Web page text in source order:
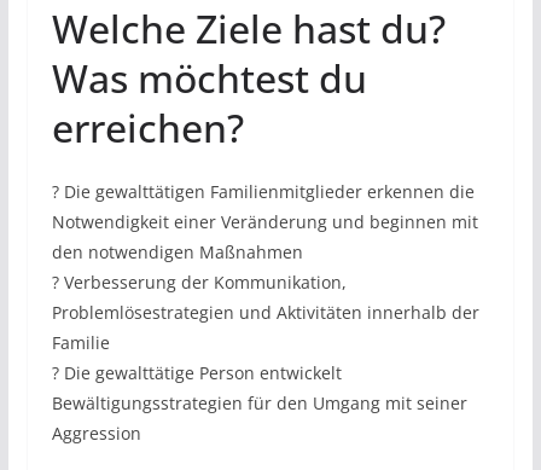
Welche Ziele hast du?
Was möchtest du
erreichen?
? Die gewalttätigen Familienmitglieder erkennen die
Notwendigkeit einer Veränderung und beginnen mit
den notwendigen Maßnahmen
? Verbesserung der Kommunikation,
Problemlösestrategien und Aktivitäten innerhalb der
Familie
? Die gewalttätige Person entwickelt
Bewältigungsstrategien für den Umgang mit seiner
Aggression